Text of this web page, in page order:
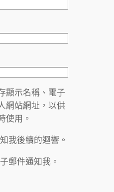
顯示名稱、電子
網站網址，以供
使用。
我後續的迴響。
郵件通知我。